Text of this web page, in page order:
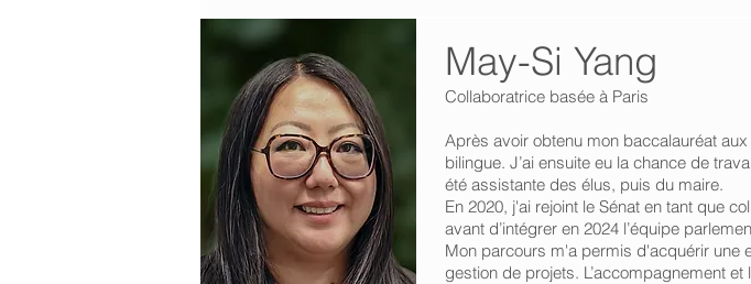
May-Si Yang
Collaboratrice basée à Paris
Après avoir obtenu mon baccalauréat
bilingue. J’ai ensuite eu la chance de
été assistante des élus, puis du maire.
En 2020, j'ai rejoint le Sénat en tant que
avant d’intégrer en 2024 l’équipe
Mon parcours m'a permis d'acquérir une
gestion de projets. L’accompagnement